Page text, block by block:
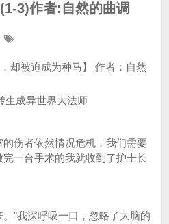
3)作者:自然的曲调
却被迫成为种马】 作者：自然
成异世界大法师
伤者依然情况危机，我们需要
一台手术的我就收到了护士长
”我深呼吸一口，忽略了大脑的